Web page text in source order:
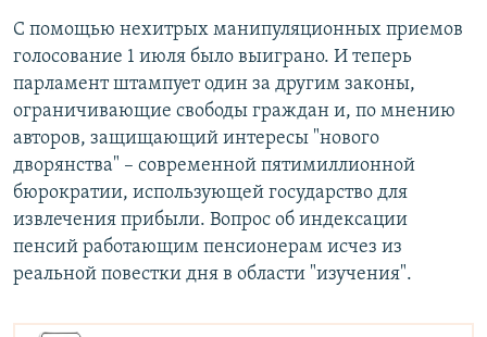
С помощью нехитрых манипуляционных приемов
голосование 1 июля было выиграно. И теперь
парламент штампует один за другим законы,
ограничивающие свободы граждан и, по мнению
авторов, защищающий интересы "нового
дворянства" – современной пятимиллионной
бюрократии, использующей государство для
извлечения прибыли. Вопрос об индексации
пенсий работающим пенсионерам исчез из
реальной повестки дня в области "изучения".